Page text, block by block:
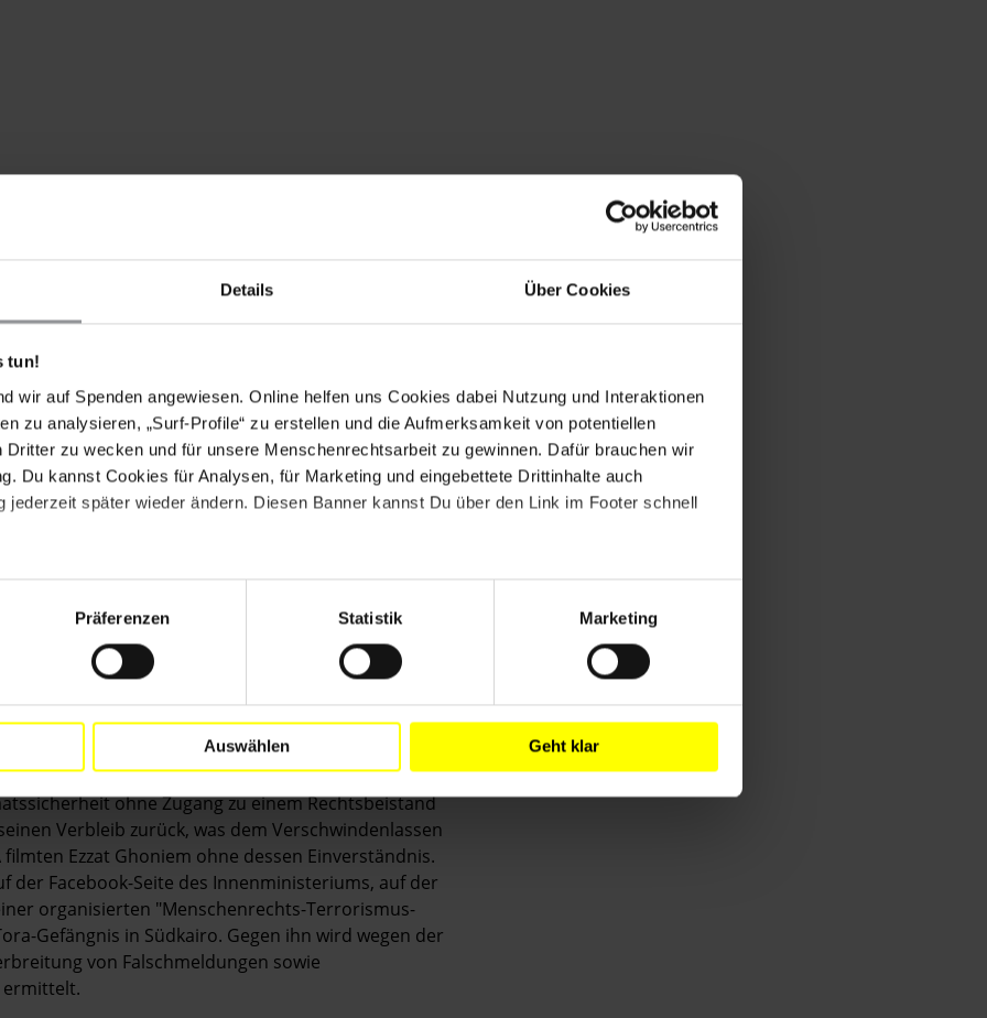
Details Über Cookies
tun!
wir auf Spenden angewiesen. Online helfen uns Cookies dabei Nutzung und Interaktionen
zu analysieren, „Surf-Profile“ zu erstellen und die Aufmerksamkeit von potentiellen
Dritter zu wecken und für unsere Menschenrechtsarbeit zu gewinnen. Dafür brauchen wir
Du kannst Cookies für Analysen, für Marketing und eingebettete Drittinhalte auch
jederzeit später wieder ändern. Diesen Banner kannst Du über den Link im Footer schnell
Präferenzen Statistik Marketing
Auswählen Geht klar
al-Banna Mubarak, Moataz Wadnan, Hisham
frei, da sie lediglich aufgrund ihrer
ihres Rechts auf freie Meinungsäußerung
einschließlich Ezzat Ghoniem,
Sie die Ergebnisse und stellen Sie diejenigen,
tragen, vor Gericht.
des Ägyptischen Koordinierungsbüros für
and Freedoms
, ECRF), war am 1. März gerade auf
festgenommen wurde. Er wurde inhaftiert und
ohne Zugang zu einem Rechtsbeistand
Verbleib zurück, was dem Verschwindenlassen
Ezzat Ghoniem ohne dessen Einverständnis.
der Facebook-Seite des Innenministeriums, auf der
organisierten "Menschenrechts-Terrorismus-
Gefängnis in Südkairo. Gegen ihn wird wegen der
von Falschmeldungen sowie